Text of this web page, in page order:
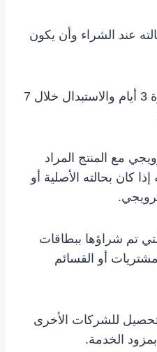
عند الشراء وأن يكون
4- أن يتم الإرجاع خلال فترة 3 أيام والاستبدال خلال 7
مع المنتج المراد
كان بحالته الأصلية أو
تم شراؤها ببطاقات
أو القسائم
للشركات الأخرى
الخدمة.